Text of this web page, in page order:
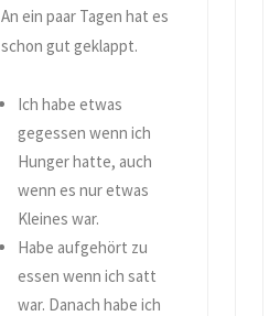
An ein paar Tagen hat es
schon gut geklappt.
Ich habe etwas
gegessen wenn ich
Hunger hatte, auch
wenn es nur etwas
Kleines war.
Habe aufgehört zu
essen wenn ich satt
war. Danach habe ich